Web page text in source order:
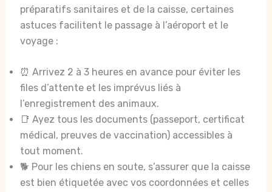
préparatifs sanitaires et de la caisse, certaines
astuces facilitent le passage à l’aéroport et le
voyage :
⏰ Arrivez 2 à 3 heures en avance pour éviter les
files d’attente et les imprévus liés à
l’enregistrement des animaux.
📑 Ayez tous les documents (passeport, certificat
médical, preuves de vaccination) accessibles à
tout moment.
🐕 Pour les chiens en soute, s’assurer que la caisse
est bien étiquetée avec vos coordonnées et celles